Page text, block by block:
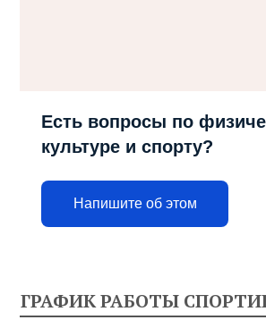
Есть вопросы по
культуре и спорту?
Напишите об этом
ГРАФИК РАБОТЫ